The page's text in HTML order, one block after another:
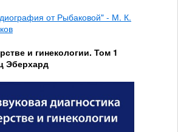
от Рыбаковой" - М. К.
и гинекологии. Том 1
Эберхард